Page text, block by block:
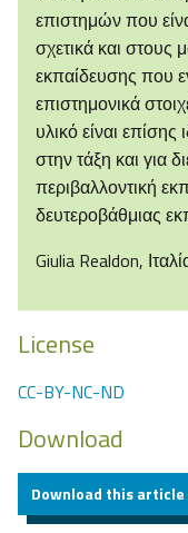
επιστημών που
σχετικά και στους
εκπαίδευσης που
επιστημονικά
υλικό είναι
στην τάξη και για
περιβαλλοντική
δευτεροβάθμιας
Giulia Realdon,
License
CC-BY-NC-ND
Download
Download this article